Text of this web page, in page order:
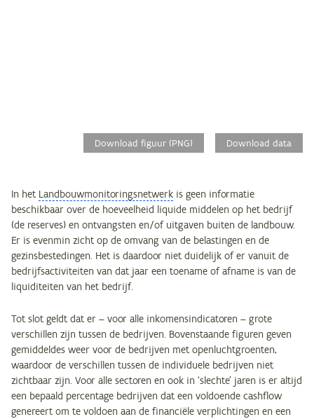
Download figuur (PNG) Download data
In het Landbouwmonitoringsnetwerk is geen informatie
beschikbaar over de hoeveelheid liquide middelen op het bedrijf
(de reserves) en ontvangsten en/of uitgaven buiten de landbouw.
Er is evenmin zicht op de omvang van de belastingen en de
gezinsbestedingen. Het is daardoor niet duidelijk of er vanuit de
bedrijfsactiviteiten van dat jaar een toename of afname is van de
liquiditeiten van het bedrijf.
Tot slot geldt dat er – voor alle inkomensindicatoren – grote
verschillen zijn tussen de bedrijven. Bovenstaande figuren geven
gemiddeldes weer voor de bedrijven met openluchtgroenten,
waardoor de verschillen tussen de individuele bedrijven niet
zichtbaar zijn. Voor alle sectoren en ook in ‘slechte’ jaren is er altijd
een bepaald percentage bedrijven dat een voldoende cashflow
genereert om te voldoen aan de financiële verplichtingen en een